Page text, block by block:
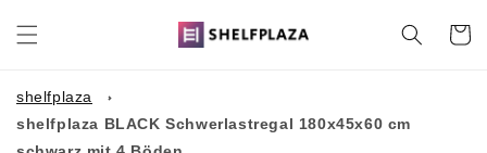
zum
Inhalt
shelfplaza
shelfplaza BLACK Schwerlastregal 180x45x60 cm